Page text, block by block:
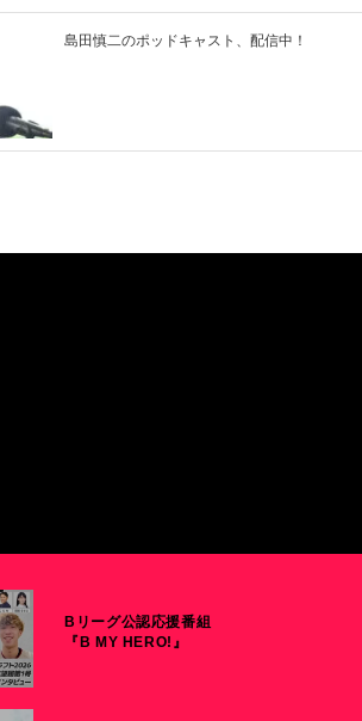
島田慎二のポッドキャスト、配信中！
Bリーグ公認応援番組
『B MY HERO!』